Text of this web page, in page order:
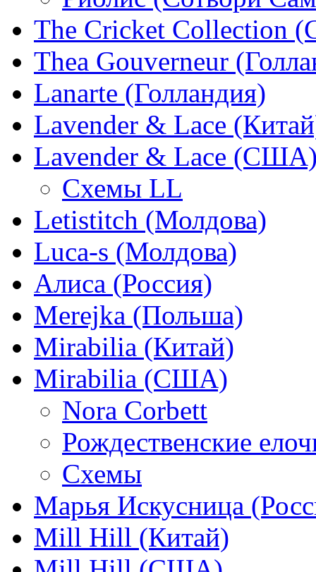
The Cricket Collection
Thea Gouverneur
Lanarte (Голландия)
Lavender & Lace
Lavender & Lace
Схемы LL
Letistitch (Молдова)
Luca-s (Молдова)
Алиса (Россия)
Merejka (Польша)
Mirabilia (Китай)
Mirabilia (США)
Nora Corbett
Рождественские
Схемы
Марья Искусница
Mill Hill (Китай)